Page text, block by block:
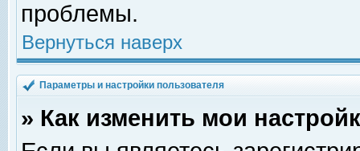
проблемы.
Вернуться наверх
Параметры и настройки пользователя
» Как изменить мои